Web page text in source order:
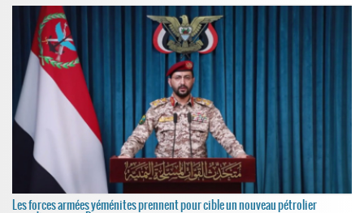
Les forces armées yéménites prennent pour cible un nouveau pétrolier